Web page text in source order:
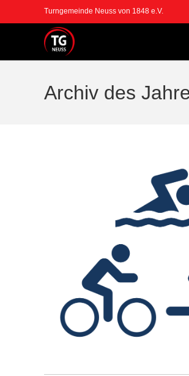
Inhalt
Turngemeinde Neuss von 1848 e.V.
Archiv des